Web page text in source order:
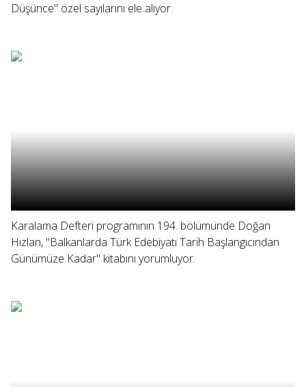
Düşünce" özel sayılarını ele alıyor.
Karalama Defteri programının 194. bölümünde Doğan
Hızlan, "Balkanlarda Türk Edebiyatı Tarih Başlangıcından
Günümüze Kadar" kitabını yorumluyor.